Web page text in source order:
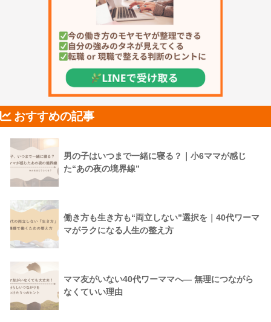
おすすめの記事
男の子はいつまで一緒に寝る？｜小6ママが感じ
た“あの夜の境界線”
働き方も生き方も“両立しない”選択を｜40代ワーマ
マがラクになる人生の整え方
ママ友がいない40代ワーママへ― 無理につながら
なくていい理由